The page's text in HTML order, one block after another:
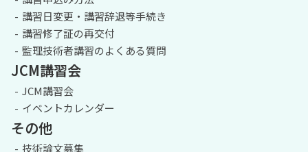
講習日変更・講習辞退等手続き
講習修了証の再交付
監理技術者講習のよくある質問
JCM講習会
JCM講習会
イベントカレンダー
その他
技術論文募集